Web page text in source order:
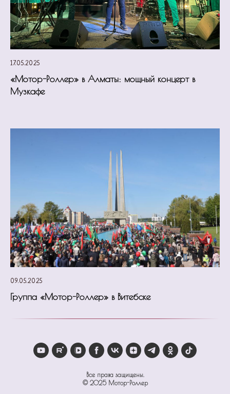
17.05.2025
«Мотор-Роллер» в Алматы: мощный концерт в
Музкафе
09.05.2025
Группа «Мотор-Роллер» в Витебске
Все права защищены.
© 2025 Мотор-Роллер